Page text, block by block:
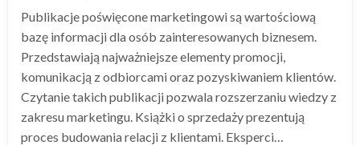
Publikacje poświęcone marketingowi są wartościową
bazę informacji dla osób zainteresowanych biznesem.
Przedstawiają najważniejsze elementy promocji,
komunikacją z odbiorcami oraz pozyskiwaniem klientów.
Czytanie takich publikacji pozwala rozszerzaniu wiedzy z
zakresu marketingu. Książki o sprzedaży prezentują
proces budowania relacji z klientami. Eksperci…